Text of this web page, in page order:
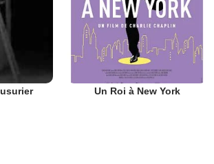
Un Roi à New York